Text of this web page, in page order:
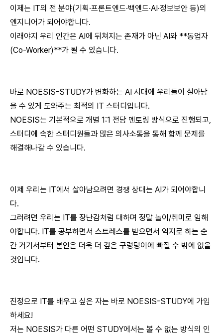
이제는 IT의 전 분야(기획·프론트엔드·백엔드·AI·정보보안 등)의
엔지니어 가 되어야합니다.
이래야지 우리 인간은 AI에 뒤쳐지는 존재가 아닌 AI와 **동업자
(Co-Worker)**가 될 수 있습니다.
바로 NOESIS-STUDY가 변화하는 AI 시대에 우리들이 살아남
을 수 있게 도와주는 최적의 IT 스터디입니다.
NOESIS는 기본적으로 개별 1:1 전담 멘토링 방식으로 진행되고,
스터디에 속한 스터디원들과 많은 의사소통을 통해 함께 문제를
해결해나갈 수 있습니다.
이제 우리는 IT에서 살아남으려면 경쟁 상대는 AI가 되어야합니
다.
그러려면 우리는 IT를 장난감처럼 대하며 정말 놀이/취미로 임해
야합니다. IT를 공부하면서 스트레스를 받으면서 억지로 하는 순
간 거기서부터 본인은 더욱 더 깊은 구렁텅이에 빠질 수 밖에 없을
것입니다.
진정으로 IT를 배우고 싶은 자는 바로 NOESIS-STUDY에 가입
하세요!
저는 NOESIS가 다른 어떤 STUDY에서는 볼 수 없는 방식의 인